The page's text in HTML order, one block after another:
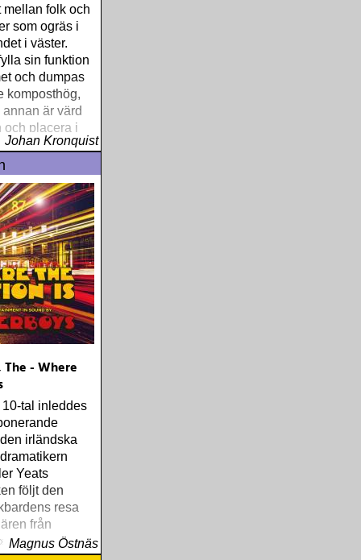
mellan folk och
som ogräs i
i väster.
sin funktion
och dumpas
komposthög,
är värd
och placera i
Tapia är en
Johan Kronquist
- Where
tal inleddes
irländska
Yeats
följt den
resa
från
Magnus Östnäs